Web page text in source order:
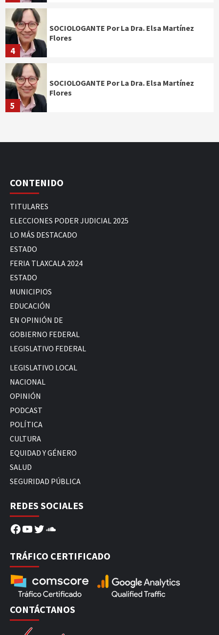
4
SOCIOLOGANTE Por La Dra. Elsa Martínez
Flores
5
SOCIOLOGANTE Por La Dra. Elsa Martínez
Flores
CONTENIDO
TITULARES
ELECCIONES PODER JUDICIAL 2025
LO MÁS DESTACADO
ESTADO
FERIA TLAXCALA 2024
ESTADO
MUNICIPIOS
EDUCACIÓN
EN OPINIÓN DE
GOBIERNO FEDERAL
LEGISLATIVO FEDERAL
LEGISLATIVO LOCAL
NACIONAL
OPINIÓN
PODCAST
POLÍTICA
CULTURA
EQUIDAD Y GÉNERO
SALUD
SEGURIDAD PÚBLICA
REDES SOCIALES
Facebook
YouTube
Twitter
SoundCloud
TRÁFICO CERTIFICADO
CONTÁCTANOS